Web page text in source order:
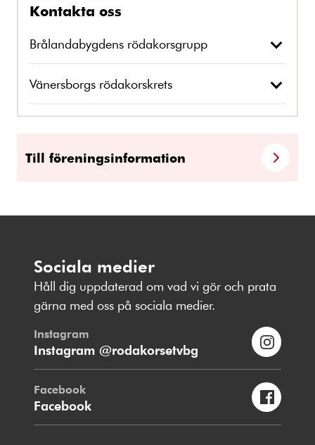
Kontakta oss
Brålandabygdens rödakorsgrupp
Vänersborgs rödakorskrets
Till föreningsinformation
Sociala medier
Håll dig uppdaterad om vad vi gör och prata
gärna med oss på sociala medier.
Instagram
Instagram @rodakorsetvbg
Facebook
Facebook